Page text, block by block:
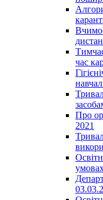
час
Про
2021